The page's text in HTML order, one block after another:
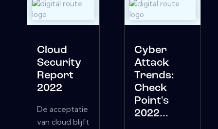
Cloud
Security
Report
2022
De acceptatie
van cloud blijft
Cyber ​​
Attack
Trends:
Check
Point's
2022...